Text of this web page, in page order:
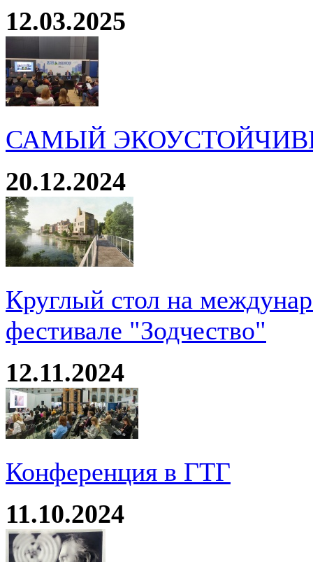
12.03.2025
САМЫЙ
20.12.2024
Круглый стол на
фестивале "Зодчество"
12.11.2024
Конференция в ГТГ
11.10.2024